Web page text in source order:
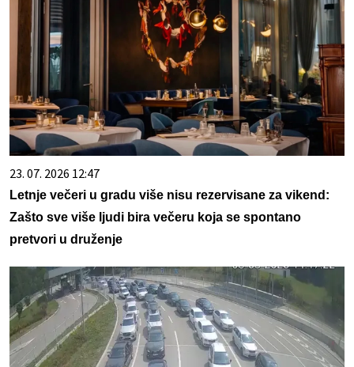
23. 07. 2026 12:47
Letnje večeri u gradu više nisu rezervisane za vikend:
Zašto sve više ljudi bira večeru koja se spontano
pretvori u druženje